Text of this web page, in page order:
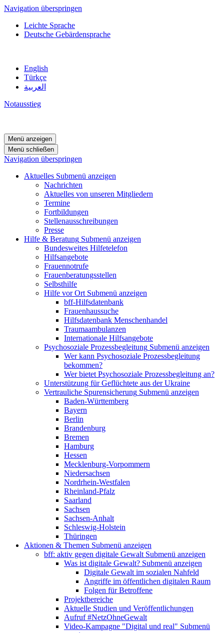
Navigation überspringen
Leichte Sprache
Deutsche Gebärdensprache
English
Türkçe
العربية
Notausstieg
Menü anzeigen
Menü schließen
Navigation überspringen
Aktuelles Submenü anzeigen
Nachrichten
Aktuelles von unseren Mitgliedern
Termine
Fortbildungen
Stellenausschreibungen
Presse
Hilfe & Beratung Submenü anzeigen
Bundesweites Hilfetelefon
Hilfsangebote
Frauennotrufe
Frauenberatungsstellen
Selbsthilfe
Hilfe vor Ort Submenü anzeigen
bff-Hilfsdatenbank
Frauenhaussuche
Hilfsdatenbank Menschenhandel
Traumaambulanzen
Internationale Hilfsangebote
Psychosoziale Prozessbegleitung Submenü anzeigen
Wer kann Psychosoziale Prozessbegleitung
bekommen?
Wer bietet Psychosoziale Prozessbegleitung an?
Unterstützung für Geflüchtete aus der Ukraine
Vertrauliche Spurensicherung Submenü anzeigen
Baden-Württemberg
Bayern
Berlin
Brandenburg
Bremen
Hamburg
Hessen
Mecklenburg-Vorpommern
Niedersachsen
Nordrhein-Westfalen
Rheinland-Pfalz
Saarland
Sachsen
Sachsen-Anhalt
Schleswig-Holstein
Thüringen
Aktionen & Themen Submenü anzeigen
bff: aktiv gegen digitale Gewalt Submenü anzeigen
Was ist digitale Gewalt? Submenü anzeigen
Digitale Gewalt im sozialen Nahfeld
Angriffe im öffentlichen digitalen Raum
Folgen für Betroffene
Projektbereiche
Aktuelle Studien und Veröffentlichungen
Aufruf #NetzOhneGewalt
Video-Kampagne "Digital und real" Submenü